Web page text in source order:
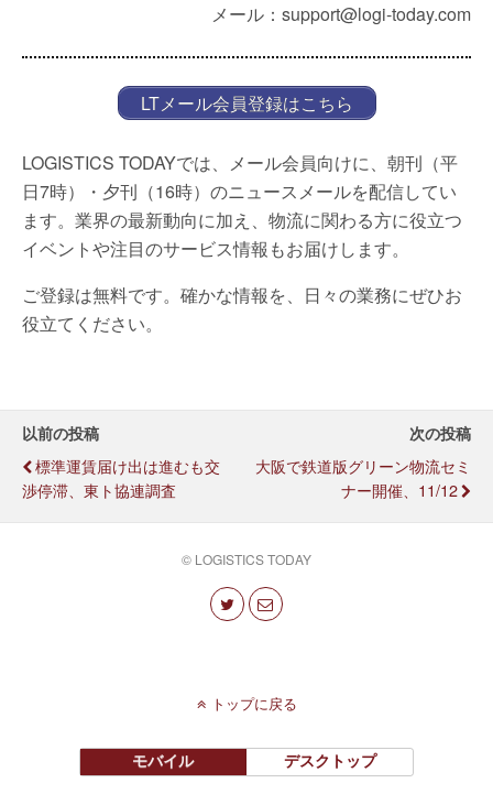
メール：support@logi-today.com
LTメール会員登録はこちら
LOGISTICS TODAYでは、メール会員向けに、朝刊（平
日7時）・夕刊（16時）のニュースメールを配信してい
ます。業界の最新動向に加え、物流に関わる方に役立つ
イベントや注目のサービス情報もお届けします。
ご登録は無料です。確かな情報を、日々の業務にぜひお
役立てください。
以前の投稿
標準運賃届け出は進むも交
渉停滞、東ト協連調査
次の投稿
大阪で鉄道版グリーン物流セミ
ナー開催、11/12
© LOGISTICS TODAY
トップに戻る
モバイル デスクトップ